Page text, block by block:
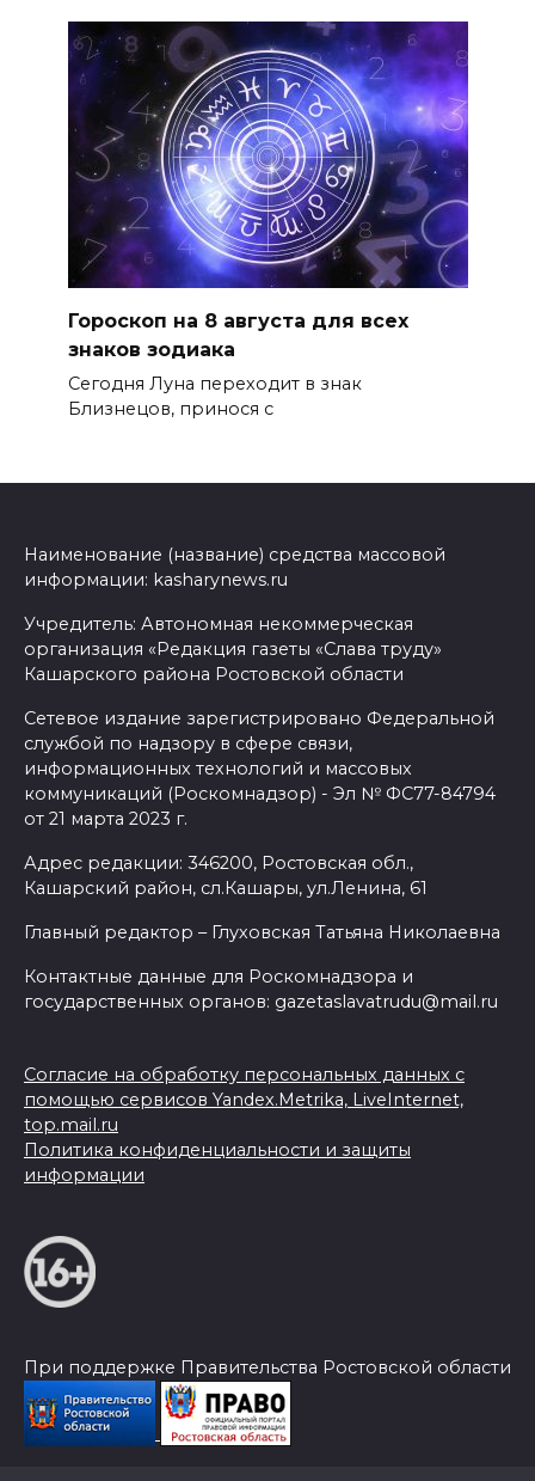
Гороскоп на 8 августа для всех
знаков зодиака
Сегодня Луна переходит в знак
Близнецов, принося с
Наименование (название) средства массовой
информации: kasharynews.ru
Учредитель: Автономная некоммерческая
организация «Редакция газеты «Слава труду»
Кашарского района Ростовской области
Сетевое издание зарегистрировано Федеральной
службой по надзору в сфере связи,
информационных технологий и массовых
коммуникаций (Роскомнадзор) - Эл № ФС77-84794
от 21 марта 2023 г.
Адрес редакции: 346200, Ростовская обл.,
Кашарский район, сл.Кашары, ул.Ленина, 61
Главный редактор – Глуховская Татьяна Николаевна
Контактные данные для Роскомнадзора и
государственных органов: gazetaslavatrudu@mail.ru
Согласие на обработку персональных данных с
помощью сервисов Yandex.Metrika, LiveInternet,
top.mail.ru
Политика конфиденциальности и защиты
информации
При поддержке Правительства Ростовской области